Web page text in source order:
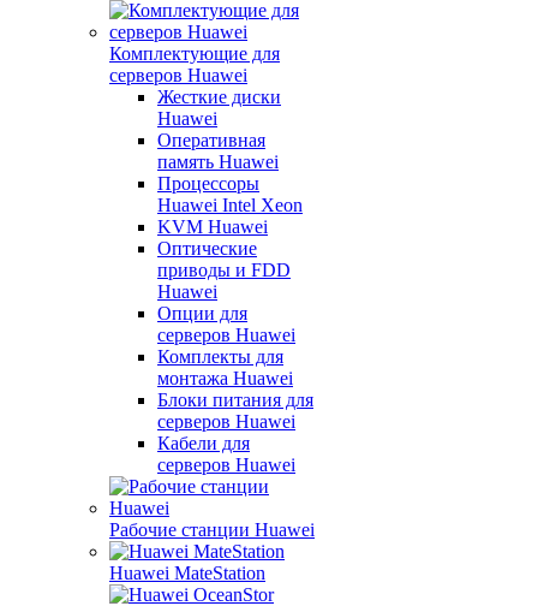
Комплектующие для
серверов Huawei
Жесткие диски
Huawei
Оперативная
память Huawei
Процессоры
Huawei Intel Xeon
KVM Huawei
Оптические
приводы и FDD
Huawei
Опции для
серверов Huawei
Комплекты для
монтажа Huawei
Блоки питания для
серверов Huawei
Кабели для
серверов Huawei
Рабочие станции Huawei
Huawei MateStation